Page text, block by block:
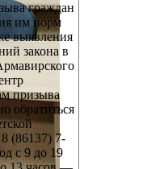
граждан
им норм
выявления
закона в
призыва
обратиться
(86137) 7-
с 9 до 19